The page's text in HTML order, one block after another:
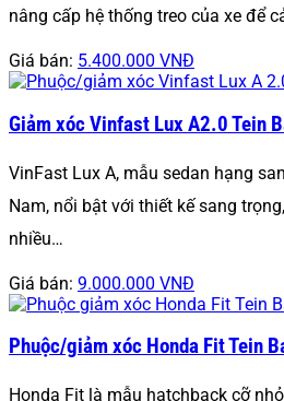
nâng cấp hệ thống treo của xe để
Giá bán: 5.400.000 VNĐ
Giảm xóc Vinfast Lux A2.0 Tein
VinFast Lux A, mẫu sedan hạng
Nam, nổi bật với thiết kế sang
nhiều…
Giá bán: 9.000.000 VNĐ
Phuộc/giảm xóc Honda Fit Tein
Honda Fit là mẫu hatchback cỡ